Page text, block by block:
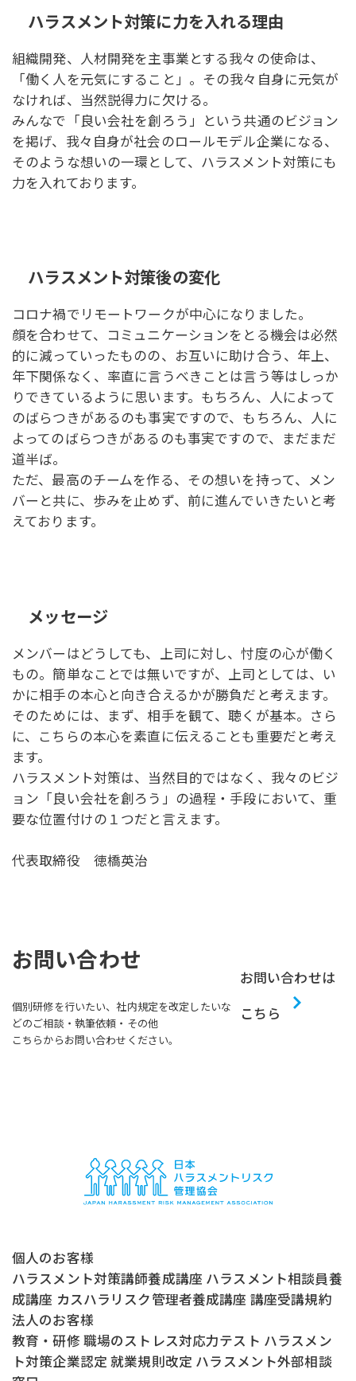
ハラスメント対策に力を入れる理由
組織開発、人材開発を主事業とする我々の使命は、
「働く人を元気にすること」。その我々自身に元気が
なければ、当然説得力に欠ける。
みんなで「良い会社を創ろう」という共通のビジョン
を掲げ、我々自身が社会のロールモデル企業になる、
そのような想いの一環として、ハラスメント対策にも
力を入れております。
ハラスメント対策後の変化
コロナ禍でリモートワークが中心になりました。
顔を合わせて、コミュニケーションをとる機会は必然
的に減っていったものの、お互いに助け合う、年上、
年下関係なく、率直に言うべきことは言う等はしっか
りできているように思います。もちろん、人によって
のばらつきがあるのも事実ですので、もちろん、人に
よってのばらつきがあるのも事実ですので、まだまだ
道半ば。
ただ、最高のチームを作る、その想いを持って、メン
バーと共に、歩みを止めず、前に進んでいきたいと考
えております。
メッセージ
メンバーはどうしても、上司に対し、忖度の心が働く
もの。簡単なことでは無いですが、上司としては、い
かに相手の本心と向き合えるかが勝負だと考えます。
そのためには、まず、相手を観て、聴くが基本。さら
に、こちらの本心を素直に伝えることも重要だと考え
ます。
ハラスメント対策は、当然目的ではなく、我々のビジ
ョン「良い会社を創ろう」の過程・手段において、重
要な位置付けの１つだと言えます。
代表取締役 徳橋英治
お問い合わせ
個別研修を行いたい、社内規定を改定したいな
どのご相談・執筆依頼・その他
こちらからお問い合わせください。
お問い合わせは
こちら
個人のお客様
ハラスメント対策講師養成講座 ハラスメント相談員養
成講座 カスハラリスク管理者養成講座 講座受講規約
法人のお客様
教育・研修 職場のストレス対応力テスト ハラスメン
ト対策企業認定 就業規則改定 ハラスメント外部相談